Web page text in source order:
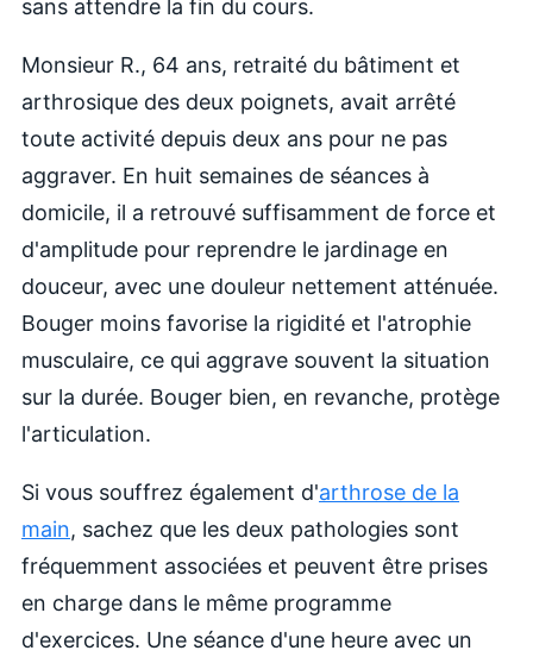
sans attendre la fin du cours.
Monsieur R., 64 ans, retraité du bâtiment et
arthrosique des deux poignets, avait arrêté
toute activité depuis deux ans pour ne pas
aggraver. En huit semaines de séances à
domicile, il a retrouvé suffisamment de force et
d'amplitude pour reprendre le jardinage en
douceur, avec une douleur nettement atténuée.
Bouger moins favorise la rigidité et l'atrophie
musculaire, ce qui aggrave souvent la situation
sur la durée. Bouger bien, en revanche, protège
l'articulation.
Si vous souffrez également d'arthrose de la
main, sachez que les deux pathologies sont
fréquemment associées et peuvent être prises
en charge dans le même programme
d'exercices. Une séance d'une heure avec un